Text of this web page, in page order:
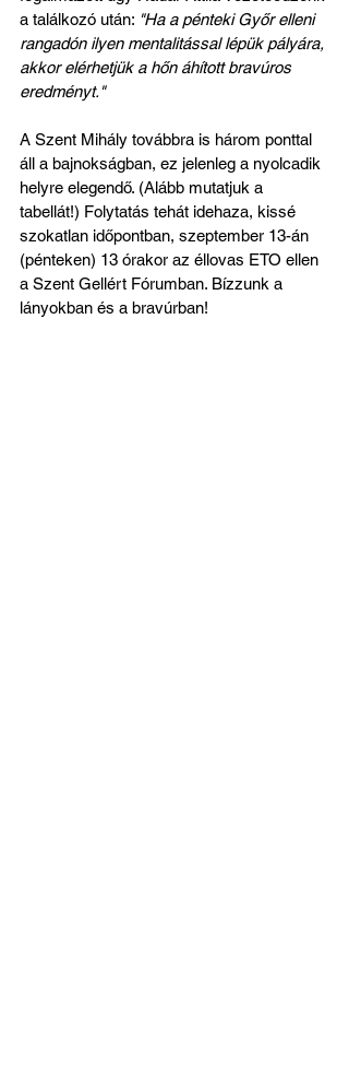
a találkozó után: "Ha a pénteki Győr elleni
rangadón ilyen mentalitással lépük pályára,
akkor elérhetjük a hőn áhított bravúros
eredményt."
A Szent Mihály továbbra is három ponttal
áll a bajnokságban, ez jelenleg a nyolcadik
helyre elegendő. (Alább mutatjuk a
tabellát!) Folytatás tehát idehaza, kissé
szokatlan időpontban, szeptember 13-án
(pénteken) 13 órakor az éllovas ETO ellen
a Szent Gellért Fórumban. Bízzunk a
lányokban és a bravúrban!